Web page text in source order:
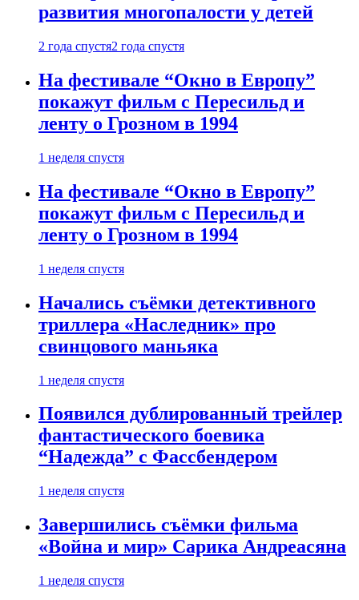
развития многопалости у детей
2 года спустя2 года спустя
На фестивале “Окно в Европу”
покажут фильм с Пересильд и
ленту о Грозном в 1994
1 неделя спустя
На фестивале “Окно в Европу”
покажут фильм с Пересильд и
ленту о Грозном в 1994
1 неделя спустя
Начались съёмки детективного
триллера «Наследник» про
свинцового маньяка
1 неделя спустя
Появился дублированный трейлер
фантастического боевика
“Надежда” с Фассбендером
1 неделя спустя
Завершились съёмки фильма
«Война и мир» Сарика Андреасяна
1 неделя спустя